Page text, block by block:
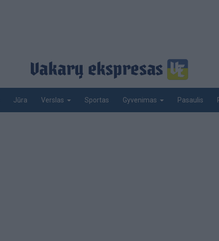
Jūra Verslas Sportas Gyvenimas Pasaulis